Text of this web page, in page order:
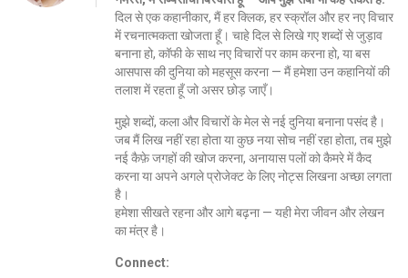
दिल से एक कहानीकार, मैं हर क्लिक, हर स्क्रॉल और हर नए विचार
में रचनात्मकता खोजता हूँ। चाहे दिल से लिखे गए शब्दों से जुड़ाव
बनाना हो, कॉफी के साथ नए विचारों पर काम करना हो, या बस
आसपास की दुनिया को महसूस करना — मैं हमेशा उन कहानियों की
तलाश में रहता हूँ जो असर छोड़ जाएँ।
मुझे शब्दों, कला और विचारों के मेल से नई दुनिया बनाना पसंद है।
जब मैं लिख नहीं रहा होता या कुछ नया सोच नहीं रहा होता, तब मुझे
नई कैफ़े जगहों की खोज करना, अनायास पलों को कैमरे में कैद
करना या अपने अगले प्रोजेक्ट के लिए नोट्स लिखना अच्छा लगता
है।
हमेशा सीखते रहना और आगे बढ़ना — यही मेरा जीवन और लेखन
का मंत्र है।
Connect: